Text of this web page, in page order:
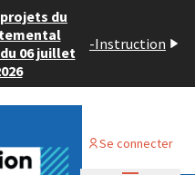
du
06 juillet
-Instruction
Se connecter